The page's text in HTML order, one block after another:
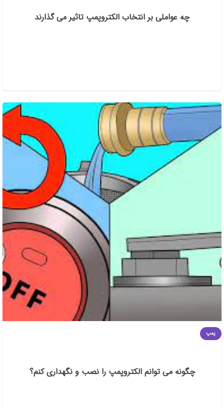
چه عواملی بر انتخاب الکتروپمپ تاثیر می گذارند
پمپ
چگونه می توانم الکتروپمپ را نصب و نگهداری کنم؟